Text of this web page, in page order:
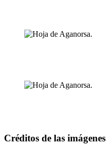
Créditos de las imágenes